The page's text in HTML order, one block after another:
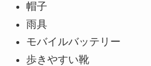
帽子
雨具
モバイルバッテリー
歩きやすい靴